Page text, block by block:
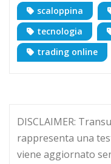
scaloppina
tecnologia
trading online
DISCLAIMER:
rappresenta una
viene aggiornato